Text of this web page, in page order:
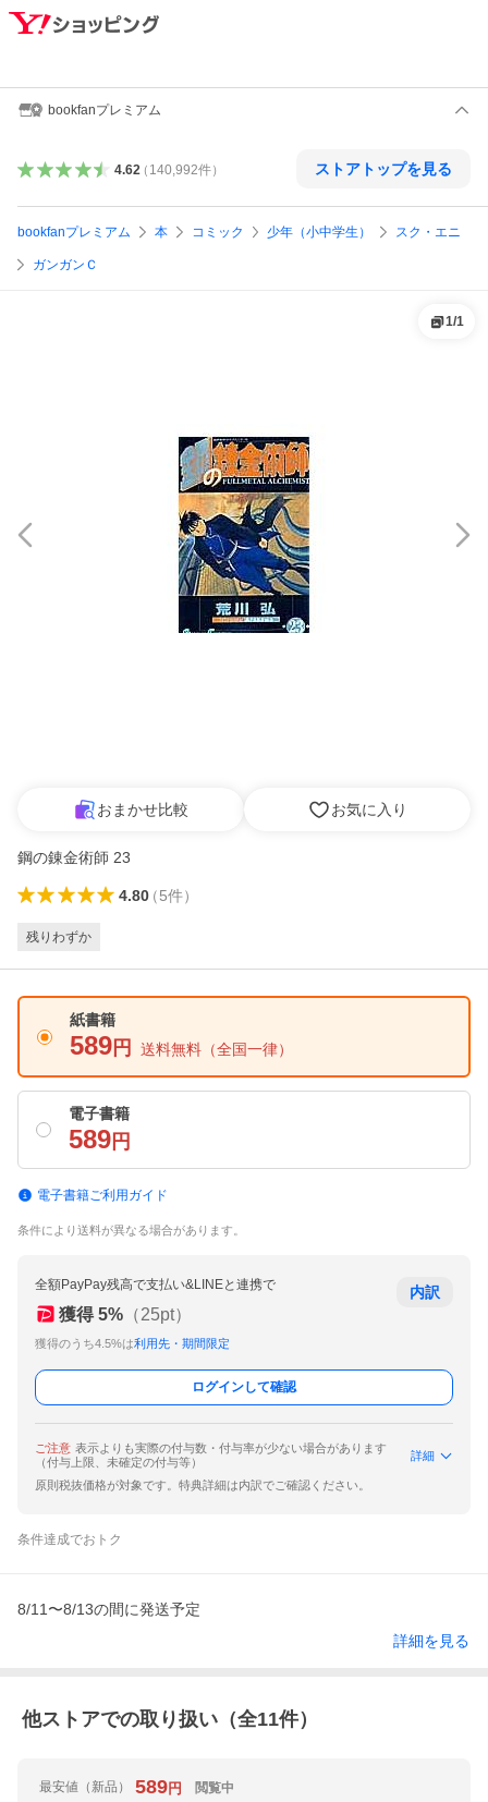
bookfanプレミアム
4.62（ 140,992件） ストアトップを見る
bookfanプレミアム 本 コミック 少年（小中学生） スク・エニ
ガンガンＣ
1/1
おまかせ比較 お気に入り
鋼の錬金術師 23
4.80（5件）
残りわずか
紙書籍
589 円 送料無料 （全国一律）
電子書籍
589 円
電子書籍ご利用ガイド
条件により送料が異なる場合があります。
全額PayPay残高で支払い&LINEと連携で
獲得 5% （25pt）
獲得のうち4.5%は利用先・期間限定
内訳
ログインして確認
ご注意 表示よりも実際の付与数・付与率が少ない場合があります
（付与上限、未確定の付与等）
詳細
原則税抜価格が対象です。特典詳細は内訳でご確認ください。
条件達成でおトク
8/11〜8/13の間に発送予定
詳細を見る
他ストアでの取り扱い（全11件）
最安値 （新品） 589円
閲覧中